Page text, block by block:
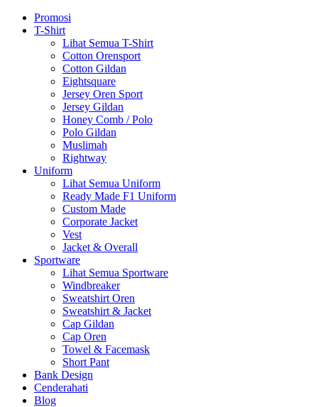
Promosi
T-Shirt
Lihat Semua T-Shirt
Cotton Orensport
Cotton Gildan
Eightsquare
Jersey Oren Sport
Jersey Gildan
Honey Comb / Polo
Polo Gildan
Muslimah
Rightway
Uniform
Lihat Semua Uniform
Ready Made F1 Uniform
Custom Made
Corporate Jacket
Vest
Jacket & Overall
Sportware
Lihat Semua Sportware
Windbreaker
Sweatshirt Oren
Sweatshirt & Jacket
Cap Gildan
Cap Oren
Towel & Facemask
Short Pant
Bank Design
Cenderahati
Blog